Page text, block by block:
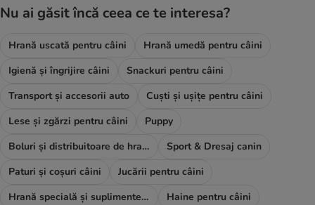
Nu ai găsit încă ceea ce te interesa?
Hrană uscată pentru câini
Hrană umedă pentru câini
Igienă și îngrijire câini
Snackuri pentru câini
Transport și accesorii auto
Cuști și ușițe pentru câini
Lese și zgărzi pentru câini
Puppy
Boluri și distribuitoare de hrană și apă
Sport & Dresaj canin
Paturi și coșuri câini
Jucării pentru câini
Hrană specială și suplimente alimentare
Haine pentru câini